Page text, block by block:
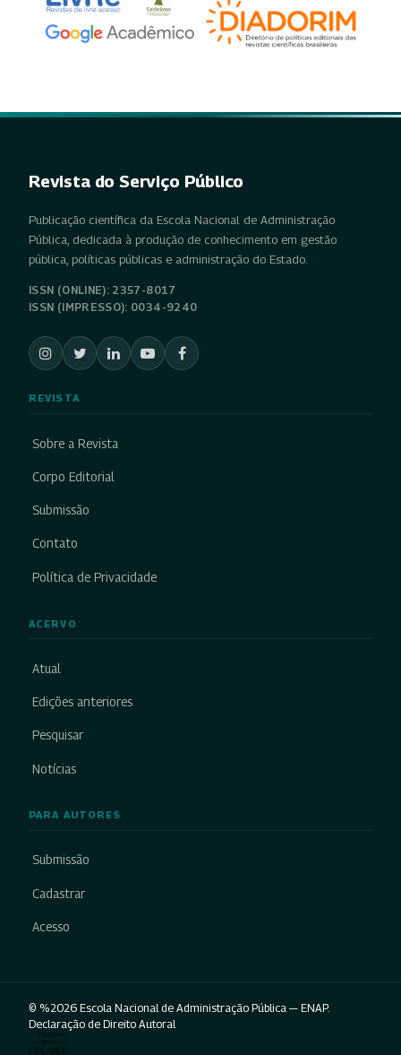
Revista do Serviço Público
Publicação científica da Escola Nacional de Administração
Pública, dedicada à produção de conhecimento em gestão
pública, políticas públicas e administração do Estado.
ISSN (ONLINE): 2357-8017
ISSN (IMPRESSO): 0034-9240
REVISTA
Sobre a Revista
Corpo Editorial
Submissão
Contato
Política de Privacidade
ACERVO
Atual
Edições anteriores
Pesquisar
Notícias
PARA AUTORES
Submissão
Cadastrar
Acesso
© %2026 Escola Nacional de Administração Pública — ENAP.
Declaração de Direito Autoral